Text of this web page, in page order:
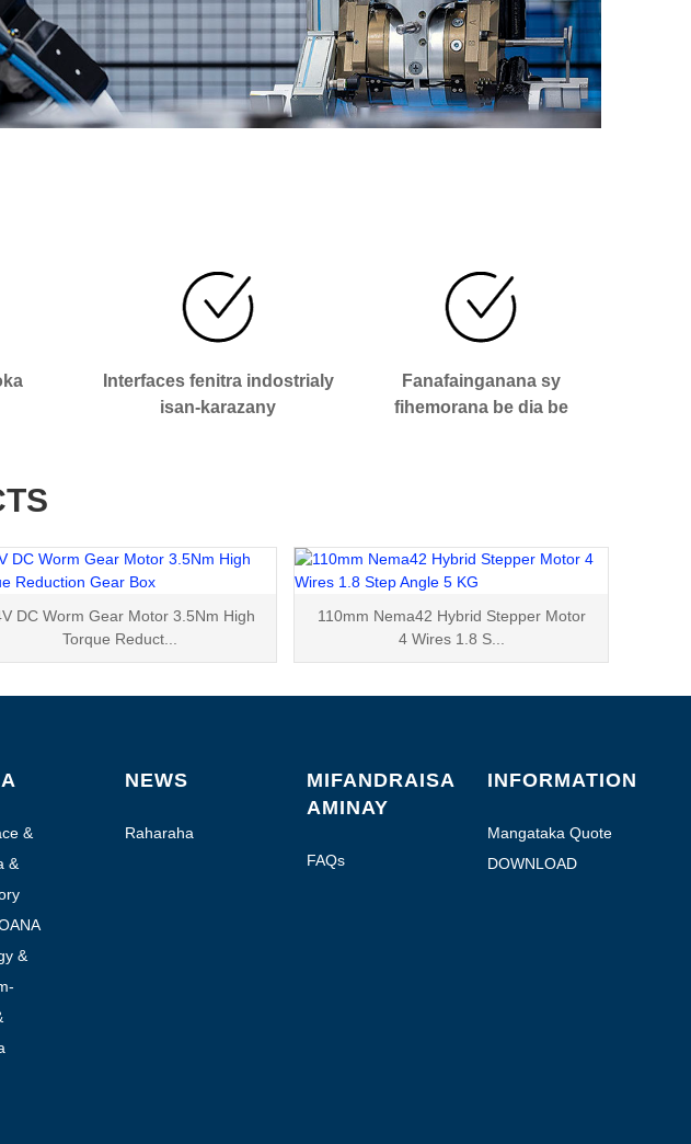
Interfaces fenitra indostrialy
isan-karazany
Fanafainganana sy
fihemorana be dia be
DC Worm Gear Motor 3.5Nm High
Torque Reduct...
110mm Nema42 Hybrid Stepper Motor
4 Wires 1.8 S...
&
&
&
moto
NEWS
Raharaha
MIFANDRAISA
AMINAY
FAQs
INFORMATION
Mangataka Quote
DOWNLOAD